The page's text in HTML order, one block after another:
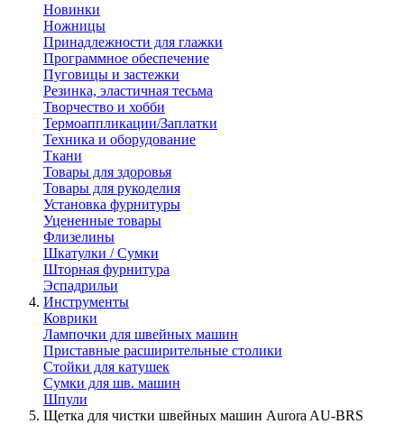
Новинки
Ножницы
Принадлежности для глажки
Программное обеспечение
Пуговицы и застежки
Резинка, эластичная тесьма
Творчество и хобби
Термоаппликации/Заплатки
Техника и оборудование
Ткани
Товары для здоровья
Товары для рукоделия
Установка фурнитуры
Уцененные товары
Флизелины
Шкатулки / Сумки
Шторная фурнитура
Эспадрильи
Инструменты
Коврики
Лампочки для швейных машин
Приставные расширительные столики
Стойки для катушек
Сумки для шв. машин
Шпули
Щетка для чистки швейных машин Aurora AU-BRS